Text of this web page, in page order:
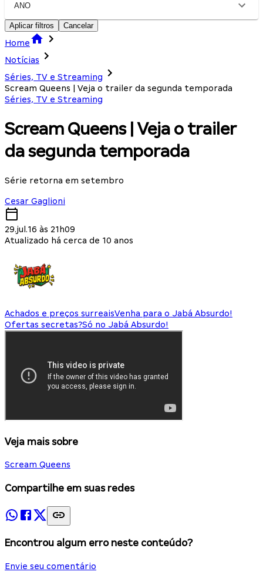
ANO
Aplicar filtros Cancelar
Home
Notícias
Séries, TV e Streaming
Scream Queens | Veja o trailer da segunda temporada
Séries, TV e Streaming
Scream Queens | Veja o trailer
da segunda temporada
Série retorna em setembro
Cesar Gaglioni
29.jul.16 às 21h09
Atualizado há cerca de 10 anos
Achados e preços surreaisVenha para o Jabá Absurdo!
Ofertas secretas?Só no Jabá Absurdo!
Veja mais sobre
Scream Queens
Compartilhe em suas redes
Encontrou algum erro neste conteúdo?
Envie seu comentário